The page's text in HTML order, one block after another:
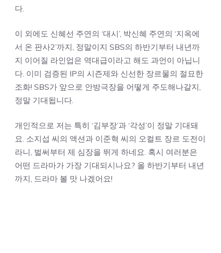
다.
이 외에도 신혜선 주연의 ‘대시’, 박신혜 주연의 ‘지옥에
서 온 판사2’까지, 정말이지 SBS의 하반기부터 내년까
지 이어질 라인업은 역대급이라고 해도 과언이 아닙니
다. 이미 검증된 IP의 시즌제와 신선한 장르물의 절묘한
조화! SBS가 앞으로 안방극장을 어떻게 주도해나갈지,
정말 기대됩니다.
개인적으로 저는 특히 ‘김부장’과 ‘각성’이 정말 기대돼
요. 소지섭 씨의 액션과 이준혁 씨의 오컬트 장르 도전이
라니, 벌써부터 제 심장을 뛰게 하네요. 혹시 여러분은
어떤 드라마가 가장 기대되시나요? 올 하반기부터 내년
까지, 드라마 볼 맛 나겠어요!